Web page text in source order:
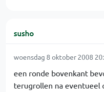
susho
woensdag 8 oktober 2008
een ronde bovenkant
terugrollen na eventueel